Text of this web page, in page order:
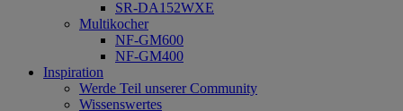
SR-DA152WXE
Multikocher
NF-GM600
NF-GM400
Inspiration
Werde Teil unserer Community
Wissenswertes